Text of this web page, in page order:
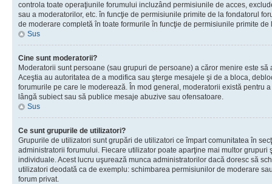
controla toate operaţiunile forumului incluzând permisiunile de acces,
sau a moderatorilor, etc. în funcţie de permisiunile primite de la fondatorul
de moderare completă în toate formurile în funcţie de permisiunile primite de
Sus
Cine sunt moderatorii?
Moderatorii sunt persoane (sau grupuri de persoane) a căror menire este
Aceştia au autoritatea de a modifica sau şterge mesajele şi de a bloca,
forumurile pe care le moderează. În mod general, moderatorii există pentru
lângă subiect sau să publice mesaje abuzive sau ofensatoare.
Sus
Ce sunt grupurile de utilizatori?
Grupurile de utilizatori sunt grupări de utilizatori ce împart comunitatea în
administratorii forumului. Fiecare utilizator poate aparţine mai multor grupuri
individuale. Acest lucru uşurează munca administratorilor dacă doresc să
utilizatori deodată ca de exemplu: schimbarea permisiunilor de moderare
forum privat.